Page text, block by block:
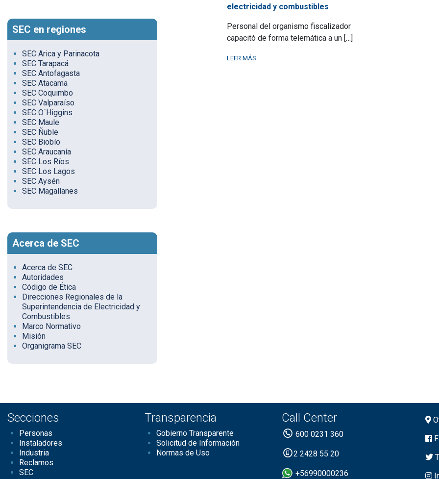
SEC en regiones
SEC Arica y Parinacota
SEC Tarapacá
SEC Antofagasta
SEC Atacama
SEC Coquimbo
SEC Valparaíso
SEC O´Higgins
SEC Maule
SEC Ñuble
SEC Biobío
SEC Araucanía
SEC Los Ríos
SEC Los Lagos
SEC Aysén
SEC Magallanes
Acerca de SEC
Acerca de SEC
Autoridades
Código de Ética
Direcciones Regionales de la
Superintendencia de Electricidad y
Combustibles
Marco Normativo
Misión
Organigrama SEC
electricidad y combustibles
Personal del organismo fiscalizador
capacitó de forma telemática a un […]
LEER MÁS
Secciones
Personas
Instaladores
Industria
Reclamos
SEC
Transparencia
Gobierno Transparente
Solicitud de Información
Normas de Uso
Call Center
600 0231 360
2 2428 55 20
+56990000236